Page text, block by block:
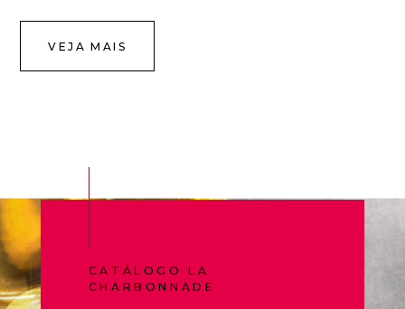
VEJA MAIS
CATÁLOGO LA
CHARBONNADE